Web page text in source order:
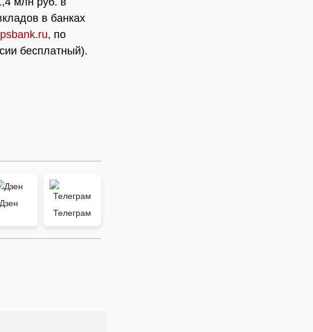
в банках
psbank.ru, по
бесплатный).
Дзен
Телеграм